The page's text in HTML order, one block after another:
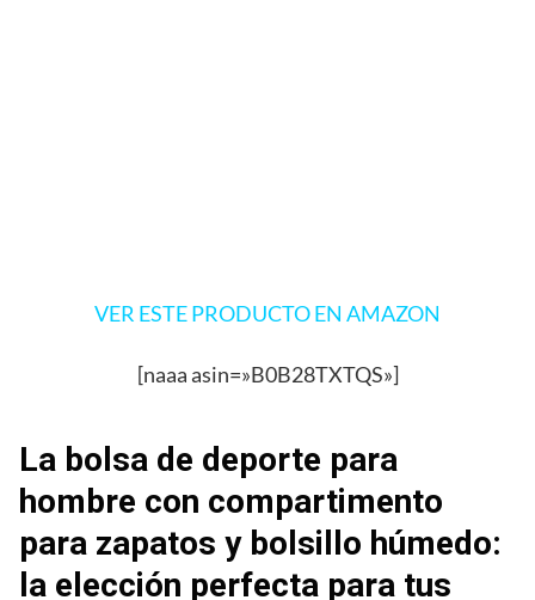
VER ESTE PRODUCTO EN AMAZON
[naaa asin=»B0B28TXTQS»]
La bolsa de deporte para
hombre con compartimento
para zapatos y bolsillo húmedo:
la elección perfecta para tus